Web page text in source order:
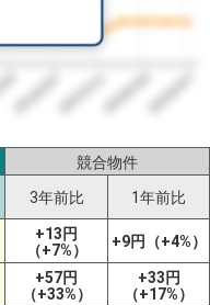
2025/072025/112026/032026/07
競合物件
3年前比 1年前比
+13円
（+7%）
+9円（+4%）
+57円
（+33%）
+33円
（+17%）